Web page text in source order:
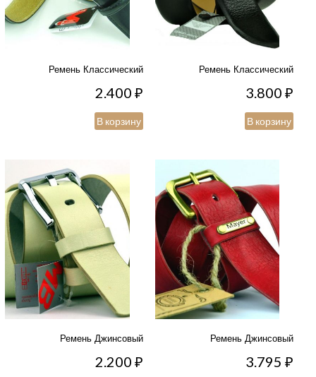
Ремень Классический
2.400₽
В корзину
Ремень Классический
3.800₽
В корзину
Ремень Джинсовый
2.200₽
Ремень Джинсовый
3.795₽